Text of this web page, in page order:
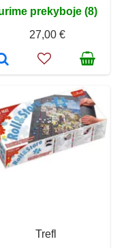
prekyboje (8)
27,00 €
Trefl